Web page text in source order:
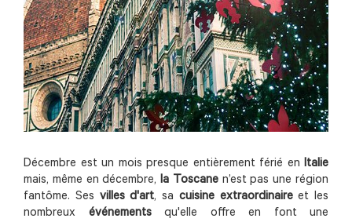
Décembre est un mois presque entièrement férié en Italie
mais, même en décembre,la Toscanen’est pas une région
fantôme. Ses villes d'art, sa cuisine extraordinaireet les
nombreux événementsqu'elle offre en font une